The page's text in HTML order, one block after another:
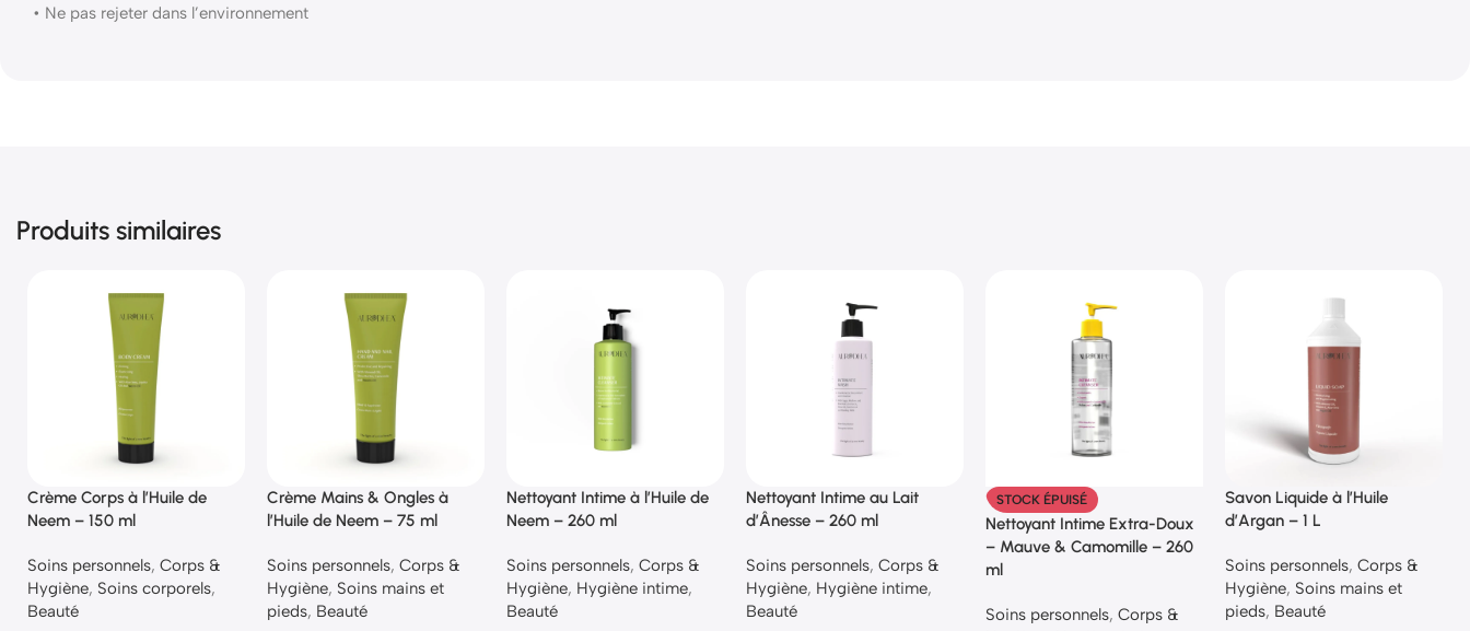
• Ne pas rejeter dans l’environnement
Produits similaires
Crème Corps à l’Huile de
Neem – 150 ml
Soins personnels, Corps &
Hygiène, Soins corporels,
Beauté
Crème Mains & Ongles à
l’Huile de Neem – 75 ml
Soins personnels, Corps &
Hygiène, Soins mains et
pieds, Beauté
Nettoyant Intime à l’Huile de
Neem – 260 ml
Soins personnels, Corps &
Hygiène, Hygiène intime,
Beauté
Nettoyant Intime au Lait
d’Ânesse – 260 ml
Soins personnels, Corps &
Hygiène, Hygiène intime,
Beauté
STOCK ÉPUISÉ
Nettoyant Intime Extra-Doux
– Mauve & Camomille – 260
ml
Soins personnels, Corps &
Savon Liquide à l’Huile
d’Argan – 1 L
Soins personnels, Corps &
Hygiène, Soins mains et
pieds, Beauté